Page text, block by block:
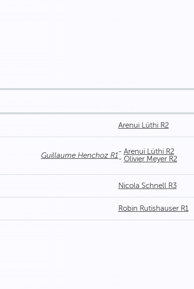
Arenui Lüthi R2
Guillaume Henchoz R1- Arenui Lüthi R2
- Olivier Meyer R2
Nicola Schnell R3
Robin Rutishauser R1